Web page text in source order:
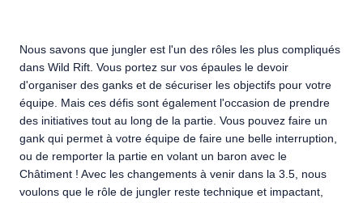
Nous savons que jungler est l'un des rôles les plus compliqués
dans Wild Rift. Vous portez sur vos épaules le devoir
d'organiser des ganks et de sécuriser les objectifs pour votre
équipe. Mais ces défis sont également l'occasion de prendre
des initiatives tout au long de la partie. Vous pouvez faire un
gank qui permet à votre équipe de faire une belle interruption,
ou de remporter la partie en volant un baron avec le
Châtiment ! Avec les changements à venir dans la 3.5, nous
voulons que le rôle de jungler reste technique et impactant,